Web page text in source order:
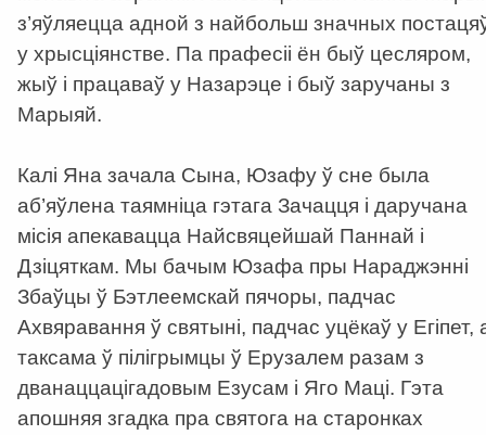
з’яўляецца адной з найбольш значных
у хрысціянстве. Па прафесіі ён быў цесляром,
жыў і працаваў у Назарэце і быў заручаны з
Марыяй.
Калі Яна зачала Сына, Юзафу ў сне была
аб’яўлена таямніца гэтага Зачацця і даручана
місія апекавацца Найсвяцейшай Паннай і
Дзіцяткам. Мы бачым Юзафа пры Нараджэнні
Збаўцы ў Бэтлеемскай пячоры, падчас
Ахвяравання ў святыні, падчас уцёкаў у Егіпет,
таксама ў пілігрымцы ў Ерузалем разам з
дванаццацігадовым Езусам і Яго Маці. Гэта
апошняя згадка пра святога на старонках